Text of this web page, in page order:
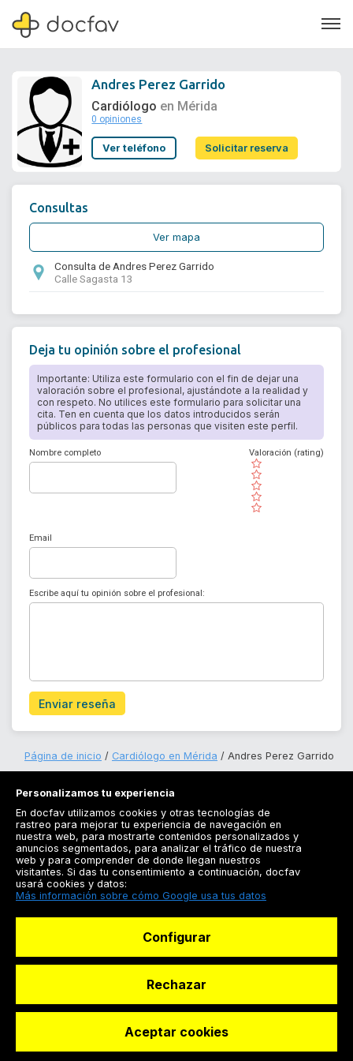
Soporte
Andres Perez Garrido
Cardiólogo en Mérida
0 opiniones
Ver teléfono Solicitar reserva
Solicitar reserva
Consultas
Ver mapa
Consulta de Andres Perez Garrido
Calle Sagasta 13
Deja tu opinión sobre el profesional
Importante: Utiliza este formulario con el fin de dejar una
valoración sobre el profesional, ajustándote a la realidad y
con respeto. No utilices este formulario para solicitar una
cita. Ten en cuenta que los datos introducidos serán
públicos para todas las personas que visiten este perfil.
Nombre completo
( )
( )
( )
( )
( )
Valoración (rating)
Email
Escribe aquí tu opinión sobre el profesional:
Enviar reseña
Página de inicio Cardiólogo en Mérida Andres Perez Garrido
Registrarse
Docfav
© Dashboard Technologies S.L
Personalizamos tu experiencia
En docfav utilizamos cookies y otras tecnologías de
rastreo para mejorar tu experiencia de navegación en
nuestra web, para mostrarte contenidos personalizados y
anuncios segmentados, para analizar el tráfico de nuestra
web y para comprender de donde llegan nuestros
visitantes. Si das tu consentimiento a continuación, docfav
usará cookies y datos:
Más información sobre cómo Google usa tus datos
Configurar
Rechazar
Aceptar cookies